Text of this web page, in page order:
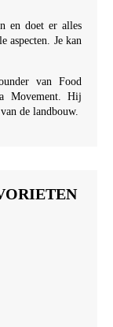
en doet er alles
aspecten. Je kan
van Food
Movement. Hij
de landbouw.